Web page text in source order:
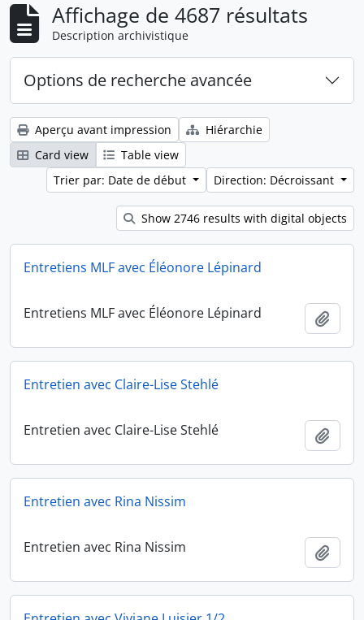
Affichage de 4687 résultats
Description archivistique
Options de recherche avancée
Aperçu avant impression
Hiérarchie
Card view
Table view
Trier par: Date de début
Direction: Décroissant
Show 2746 results with digital objects
Entretiens MLF avec Éléonore Lépinard
Entretiens MLF avec Éléonore Lépinard
Entretien avec Claire-Lise Stehlé
Entretien avec Claire-Lise Stehlé
Entretien avec Rina Nissim
Entretien avec Rina Nissim